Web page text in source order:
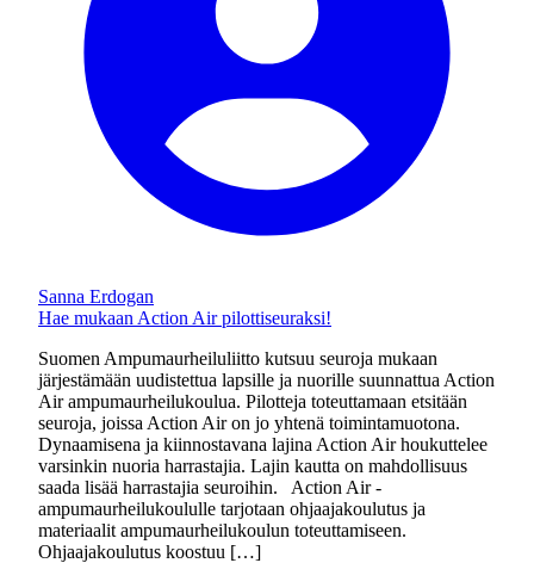
Sanna Erdogan
Hae mukaan Action Air pilottiseuraksi!
Suomen Ampumaurheiluliitto kutsuu seuroja mukaan
järjestämään uudistettua lapsille ja nuorille suunnattua Action
Air ampumaurheilukoulua. Pilotteja toteuttamaan etsitään
seuroja, joissa Action Air on jo yhtenä toimintamuotona.
Dynaamisena ja kiinnostavana lajina Action Air houkuttelee
varsinkin nuoria harrastajia. Lajin kautta on mahdollisuus
saada lisää harrastajia seuroihin. Action Air -
ampumaurheilukoululle tarjotaan ohjaajakoulutus ja
materiaalit ampumaurheilukoulun toteuttamiseen.
Ohjaajakoulutus koostuu […]